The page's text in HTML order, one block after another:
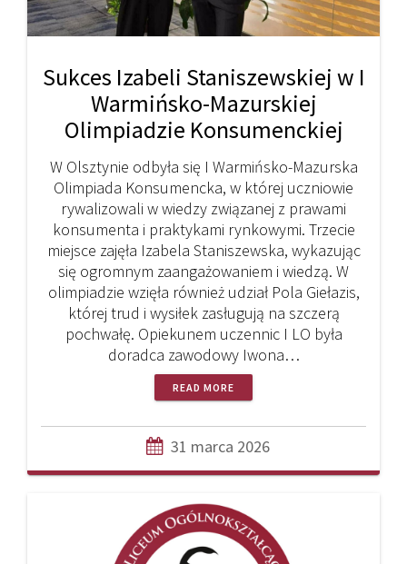
Sukces Izabeli Staniszewskiej w I
Warmińsko-Mazurskiej
Olimpiadzie Konsumenckiej
W Olsztynie odbyła się I Warmińsko-Mazurska
Olimpiada Konsumencka, w której uczniowie
rywalizowali w wiedzy związanej z prawami
konsumenta i praktykami rynkowymi. Trzecie
miejsce zajęła Izabela Staniszewska, wykazując
się ogromnym zaangażowaniem i wiedzą. W
olimpiadzie wzięła również udział Pola Giełazis,
której trud i wysiłek zasługują na szczerą
pochwałę. Opiekunem uczennic I LO była
doradca zawodowy Iwona…
READ MORE
31 marca 2026